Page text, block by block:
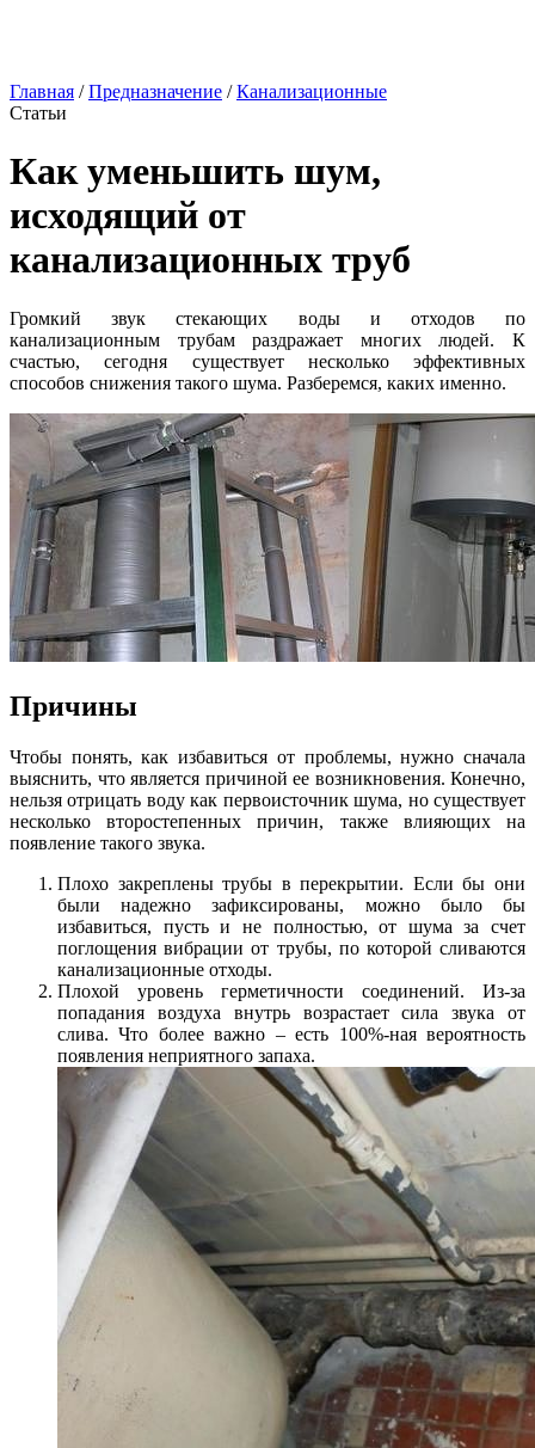
Главная /Предназначение /Канализационные
Статьи
Как уменьшить шум,
исходящий от
канализационных труб
Громкий звук стекающих воды и отходов по
канализационным трубам раздражает многих людей. К
счастью, сегодня существует несколько эффективных
способов снижения такого шума. Разберемся, каких именно.
Причины
Чтобы понять, как избавиться от проблемы, нужно сначала
выяснить, что является причиной ее возникновения. Конечно,
нельзя отрицать воду как первоисточник шума, но существует
несколько второстепенных причин, также влияющих на
появление такого звука.
Плохо закреплены трубы в перекрытии. Если бы они
были надежно зафиксированы, можно было бы
избавиться, пусть и не полностью, от шума за счет
поглощения вибрации от трубы, по которой сливаются
канализационные отходы.
Плохой уровень герметичности соединений. Из-за
попадания воздуха внутрь возрастает сила звука от
слива. Что более важно – есть 100%-ная вероятность
появления неприятного запаха.